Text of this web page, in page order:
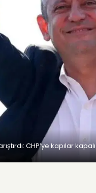
CHP’ye kapılar kapalı